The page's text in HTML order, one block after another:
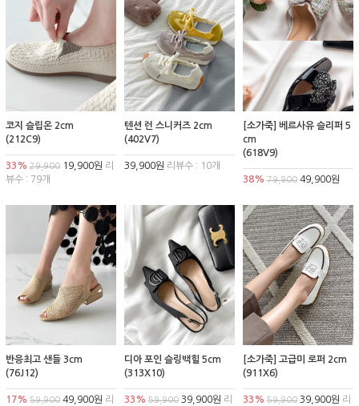
코지 슬립온 2cm
(212C9)
33% 29,900 19,900원 리
뷰수 : 79개
텐션 런 스니커즈 2cm
(402V7)
39,900원 리뷰수 : 10개
[소가죽] 베르사유 슬리퍼 5
cm
(618V9)
38% 79,90049,900원
반응최고 샌들 3cm
(76J12)
17% 59,900 49,900원 리
디아 포인 슬링백힐 5cm
(313X10)
33% 59,90039,900원 리
[소가죽] 고급미 로퍼 2cm
(911X6)
33% 59,90039,900원 리